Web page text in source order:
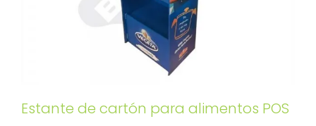
Estante de cartón para alimentos POS